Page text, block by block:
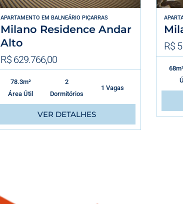
APARTAMENTO EM BALNEÁRIO PIÇARRAS
Milano Residence Andar
Alto
R$ 629.766,00
78.3m²
Área Útil
2
Dormitórios
1 Vagas
VER DETALHES
R$